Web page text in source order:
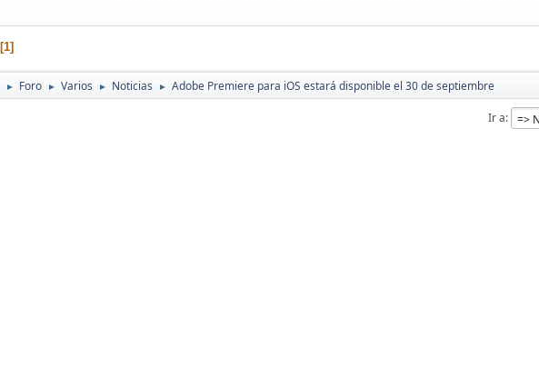
1
► Foro ► Varios ► Noticias ► Adobe Premiere para iOS estará disponible el 30 de septiembre
Ir a